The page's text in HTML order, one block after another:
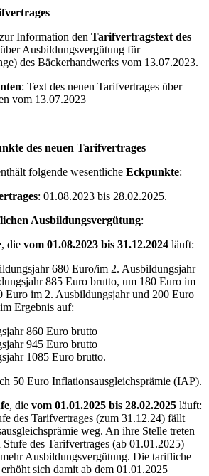
Information den Tarifvertragstext des
über Ausbildungsvergütung für
des Bäckerhandwerks vom 13.07.2023.
: Text des neuen Tarifvertrages über
vom 13.07.2023
des neuen Tarifvertrages
folgende wesentliche Eckpunkte:
: 01.08.2023 bis 28.02.2025.
Ausbildungsvergütung:
, die vom 01.08.2023 bis 31.12.2024 läuft:
680 Euro/im 2. Ausbildungsjahr
885 Euro brutto, um 180 Euro im
Euro im 2. Ausbildungsjahr und 200 Euro
Ergebnis auf:
860 Euro brutto
945 Euro brutto
1085 Euro brutto.
50 Euro Inflationsausgleichsprämie (IAP).
, die vom 01.01.2025 bis 28.02.2025 läuft:
des Tarifvertrages (zum 31.12.24) fällt
weg. An ihre Stelle treten
des Tarifvertrages (ab 01.01.2025)
Ausbildungsvergütung. Die tarifliche
sich damit ab dem 01.01.2025